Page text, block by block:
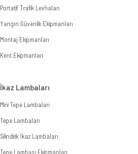
Portatif Trafik Levhaları
Yangın Güvenlik Ekipmanları
Montaj Ekipmanları
Kent Ekipmanları
İkaz Lambaları
Mini Tepe Lambaları
Tepe Lambaları
Silindirik İkaz Lambaları
Tepe Lambası Ekipmanları